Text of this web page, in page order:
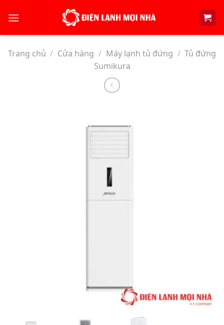
Trang chủ / Cửa hàng / Máy lạnh tủ đứng / Tủ đứng
Sumikura